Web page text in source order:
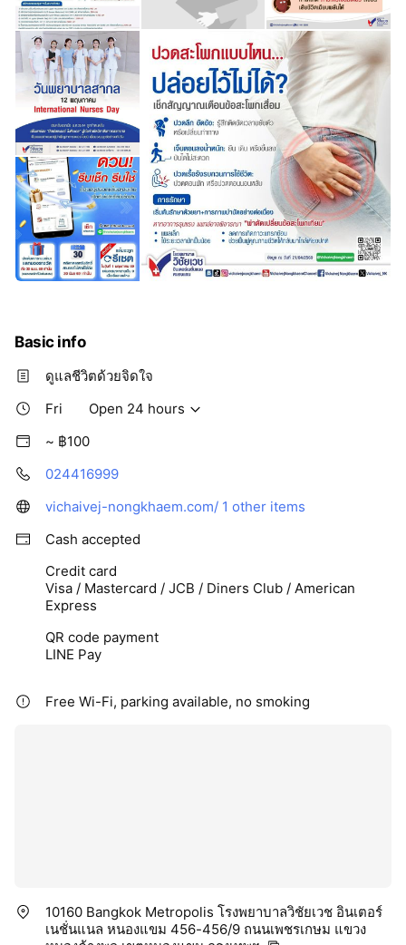
Basic info
ดูแลชีวิตด้วยจิดใจ
Fri
Open 24 hours
~ ฿100
024416999
vichaivej-nongkhaem.com/ 1 other items
Cash accepted
Credit card
Visa / Mastercard / JCB / Diners Club / American
Express
QR code payment
LINE Pay
Free Wi-Fi, parking available, no smoking
10160 Bangkok Metropolis โรงพยาบาลวิชัยเวช อินเตอร์
เนชั่นแนล หนองแขม 456-456/9 ถนนเพชรเกษม แขวง